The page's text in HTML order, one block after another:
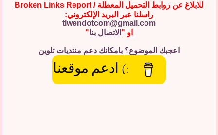
للابلاغ عن روابط التحميل المعطلة / Broken Links Report
راسلنا عبر البريد الإلكتروني:
tlwendotcom@gmail.com
او " الاتصال بنا"
اعجبك الموضوع؟ بامكانك دعم منتديات تلوين
:) ادعم موقعنا